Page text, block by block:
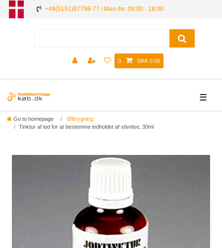
+49(5151)87798-77 / Man-fre: 09:00 - 18:00
0 DKK 0.00
☰
Go to homepage
Ølbrygning
Tinktur af iod for at bestemme indholdet af stivelse, 30ml